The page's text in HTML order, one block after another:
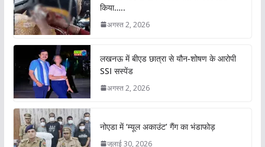
किया…..
अगस्त 2, 2026
लखनऊ में बीएड छात्रा से यौन-शोषण के आरोपी
SSI सस्पेंड
अगस्त 2, 2026
नोएडा में ‘म्यूल अकाउंट’ गैंग का भंडाफोड़
जुलाई 30, 2026